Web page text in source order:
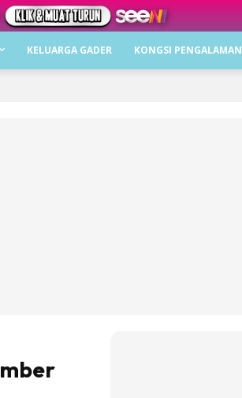
KELUARGA GADER KONGSI PENGALAMAN